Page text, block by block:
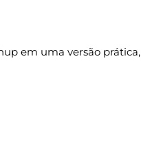
em uma versão prática,